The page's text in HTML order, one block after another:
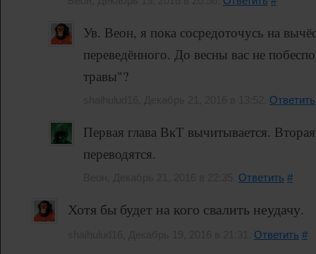
Ув. Веон, я пока сосредоточусь на
переведённого. До весны вас не
травы"?
Ответить
Первая глава ВкТ вычитывается.
переводятся.
Ответить #
Хотя бы будет на кого свалить неудачу.
Ответить #